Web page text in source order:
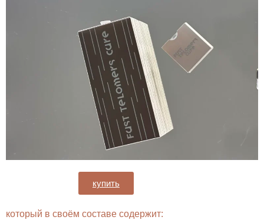
купить
который в своём составе содержит: